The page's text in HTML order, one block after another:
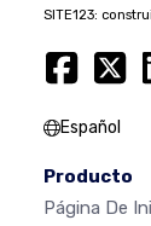
SITE123:
Español
Producto
Página De